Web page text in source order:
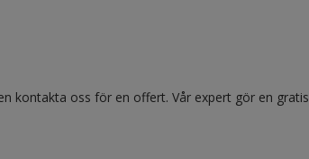
kontakta oss för en offert. Vår expert gör en gratis